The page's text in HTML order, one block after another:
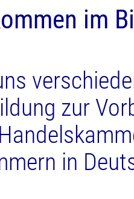
im
zur
in